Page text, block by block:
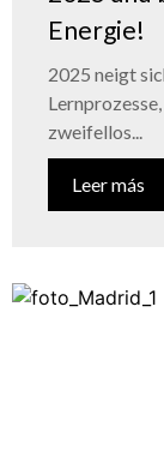
Energie!
2025 neigt
zweifellos...
Leer más